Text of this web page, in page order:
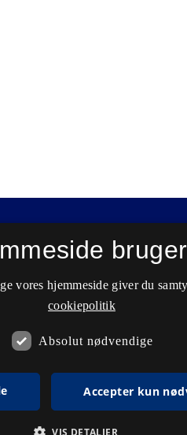
vores hjemmeside giver du
cookiepolitik
Absolut nødvendige
Accepter kun
VIS DETALJER